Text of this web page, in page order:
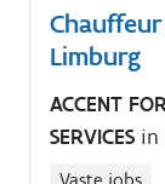
Limburg
ACCENT
SERVICES in